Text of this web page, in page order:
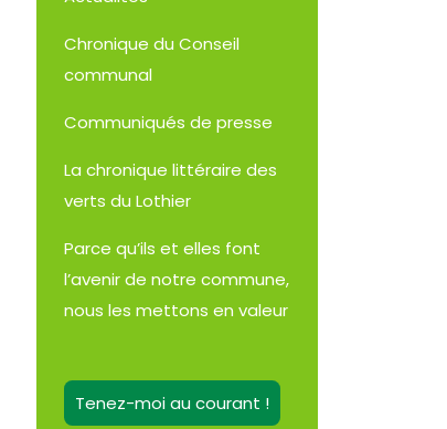
Chronique du Conseil
communal
Communiqués de presse
La chronique littéraire des
verts du Lothier
Parce qu’ils et elles font
l’avenir de notre commune,
nous les mettons en valeur
Tenez-moi au courant !